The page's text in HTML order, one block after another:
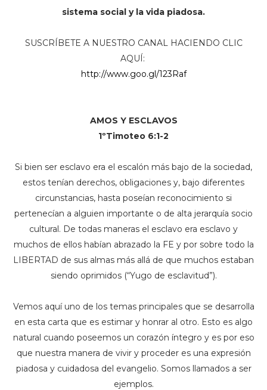
sistema social y la vida piadosa.
SUSCRÍBETE A NUESTRO CANAL HACIENDO CLIC
AQUÍ:
http://www.goo.gl/123Raf
AMOS Y ESCLAVOS
1ºTimoteo 6:1-2
Si bien ser esclavo era el escalón más bajo de la sociedad,
estos tenían derechos, obligaciones y, bajo diferentes
circunstancias, hasta poseían reconocimiento si
pertenecían a alguien importante o de alta jerarquía socio
cultural. De todas maneras el esclavo era esclavo y
muchos de ellos habían abrazado la FE y por sobre todo la
LIBERTAD de sus almas más allá de que muchos estaban
siendo oprimidos (“Yugo de esclavitud”).
Vemos aquí uno de los temas principales que se desarrolla
en esta carta que es estimar y honrar al otro. Esto es algo
natural cuando poseemos un corazón íntegro y es por eso
que nuestra manera de vivir y proceder es una expresión
piadosa y cuidadosa del evangelio. Somos llamados a ser
ejemplos.